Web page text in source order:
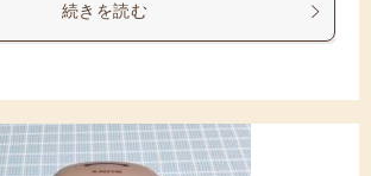
続きを読む